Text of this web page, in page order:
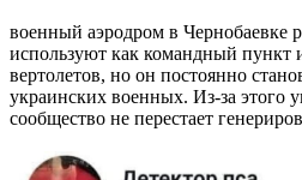
военный аэродром в Чернобаевке
используют как командный пункт
вертолетов, но он постоянно
украинских военных. Из-за этого
сообщество не перестает